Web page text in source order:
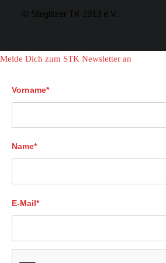
© Steglitzer TK 1913 e.V.
Melde Dich zum STK Newsletter an
Vorname*
Name*
E-Mail*